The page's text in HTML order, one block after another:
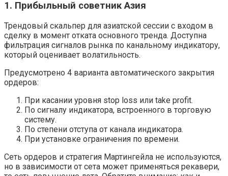
1. Прибыльный советник Азия
Трендовый скальпер для азиатской сессии с входом в
сделку в момент отката основного тренда. Доступна
фильтрация сигналов рынка по канальному индикатору,
который оценивает волатильность.
Предусмотрено 4 варианта автоматического закрытия
ордеров:
При касании уровня stop loss или take profit.
По сигналу индикатора, встроенного в торговую
систему.
По степени отступа от канала индикатора.
При установке ограничения по времени.
Сеть ордеров и стратегия Мартингейла не используются,
но в зависимости от сета может применяться рекавери,